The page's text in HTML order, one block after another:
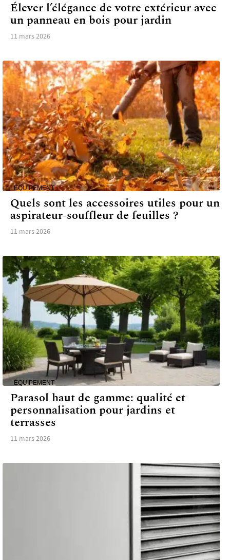
Élever l’élégance de votre extérieur avec
un panneau en bois pour jardin
11 mars 2026
ÉQUIPEMENT
Quels sont les accessoires utiles pour un
aspirateur-souffleur de feuilles ?
11 mars 2026
ÉQUIPEMENT
Parasol haut de gamme: qualité et
personnalisation pour jardins et
terrasses
11 mars 2026